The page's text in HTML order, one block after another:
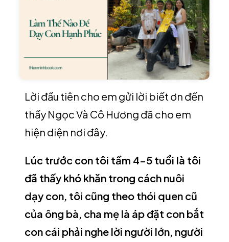
Lời đầu tiên cho em gửi lời biết ơn đến
thầy Ngọc Và Cô Hương đã cho em
hiện diện nơi đây.
Lúc trước con tôi tầm 4-5 tuổi là tôi
đã thấy khó khăn trong cách nuôi
dạy con, tôi cũng theo thói quen cũ
của ông bà, cha mẹ là áp đặt con bắt
con cái phải nghe lời người lớn, người